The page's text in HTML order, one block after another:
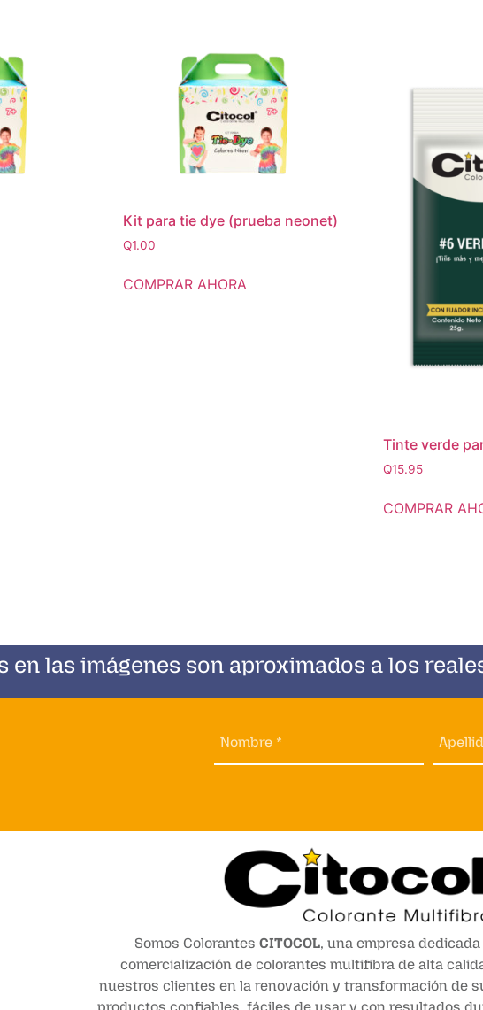
Kit para tie dye (prueba neonet)
Q1.00
COMPRAR AHORA
Tinte verde
Q15.95
COMPRAR
en las imágenes son aproximados a los
Nombre *
Somos Colorantes CITOCOL, una empresa
comercialización de colorantes multifibra de alta
nuestros clientes en la renovación y transformación de